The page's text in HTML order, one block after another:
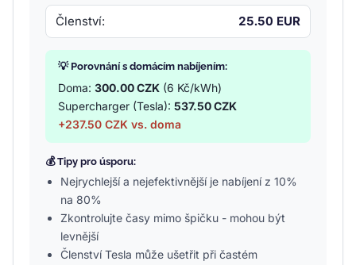
Členství: 25.50 EUR
💡 Porovnání s domácím nabíjením:
Doma: 300.00 CZK (6 Kč/kWh)
Supercharger (Tesla): 537.50 CZK
+237.50 CZK vs. doma
💰 Tipy pro úsporu:
Nejrychlejší a nejefektivnější je nabíjení z 10%
na 80%
Zkontrolujte časy mimo špičku - mohou být
levnější
Členství Tesla může ušetřit při častém